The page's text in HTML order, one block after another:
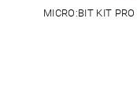
MICRO:BIT KIT